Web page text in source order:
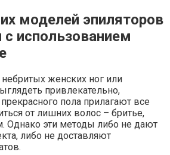
моделей эпиляторов
использованием
женских ног или
привлекательно,
пола прилагают все
от лишних волос – бритье,
Однако эти методы либо не дают
либо не доставляют